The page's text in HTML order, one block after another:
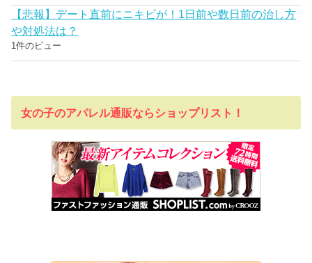
【悲報】デート直前にニキビが！1日前や数日前の治し方
や対処法は？
1件のビュー
女の子のアパレル通販ならショップリスト！